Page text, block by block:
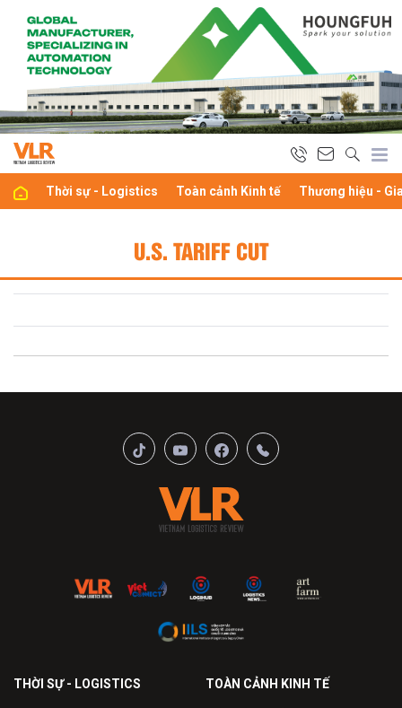
Thời sự - Logistics Toàn cảnh Kinh tế Thương hiệu -
U.S. TARIFF CUT
THỜI SỰ - LOGISTICS TOÀN CẢNH KINH TẾ